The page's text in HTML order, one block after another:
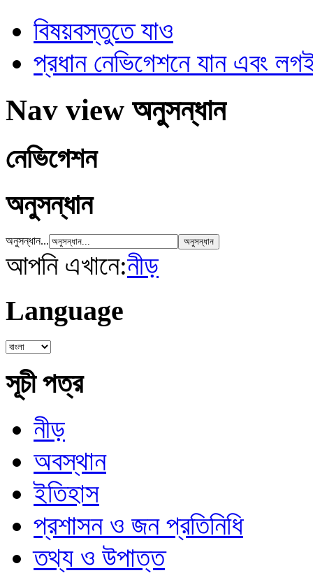
বিষয়বস্তুতে যাও
প্রধান নেভিগেশনে যান এবং
Nav view অনুসন্ধান
নেভিগেশন
অনুসন্ধান
অনুসন্ধান...
আপনি এখানে:নীড়
Language
সূচী পত্র
নীড়
অবস্থান
ইতিহাস
প্রশাসন ও জন প্রতিনিধি
তথ্য ও উপাত্ত